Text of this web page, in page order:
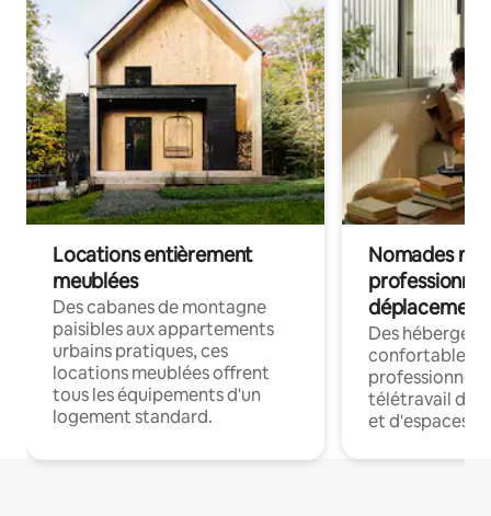
Locations entièrement
meublées
Des cabanes de montagne
paisibles aux appartements
urbains pratiques, ces
locations meublées offrent
tous les équipements d'un
logement standard.
Nomades
déplacement
Des
confortables
professionnels
télétravail
et d'espaces